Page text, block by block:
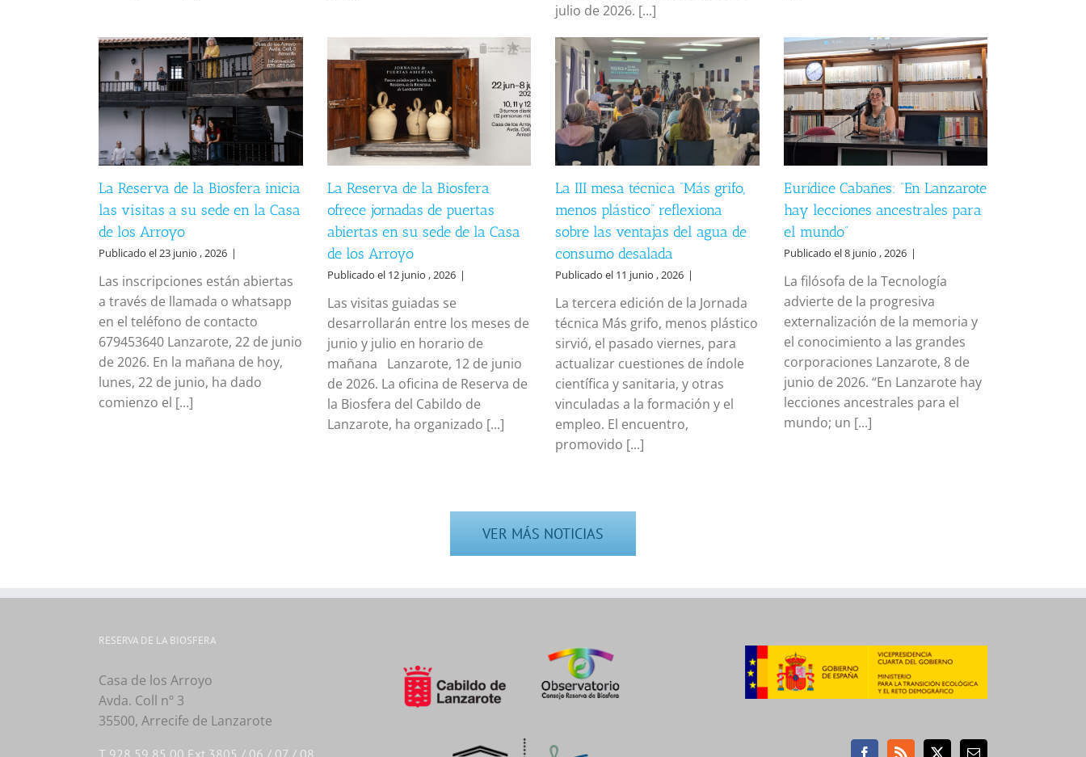
julio de 2026. [...]
La Reserva de la Biosfera inicia
las visitas a su sede en la Casa
de los Arroyo
Publicado el 23 junio , 2026 |
Las inscripciones están abiertas
a través de llamada o whatsapp
en el teléfono de contacto
679453640 Lanzarote, 22 de junio
de 2026. En la mañana de hoy,
lunes, 22 de junio, ha dado
comienzo el [...]
La Reserva de la Biosfera
ofrece jornadas de puertas
abiertas en su sede de la Casa
de los Arroyo
Publicado el 12 junio , 2026 |
Las visitas guiadas se
desarrollarán entre los meses de
junio y julio en horario de
mañana Lanzarote, 12 de junio
de 2026. La oficina de Reserva de
la Biosfera del Cabildo de
Lanzarote, ha organizado [...]
La III mesa técnica “Más grifo,
menos plástico” reflexiona
sobre las ventajas del agua de
consumo desalada
Publicado el 11 junio , 2026 |
La tercera edición de la Jornada
técnica Más grifo, menos plástico
sirvió, el pasado viernes, para
actualizar cuestiones de índole
científica y sanitaria, y otras
vinculadas a la formación y el
empleo. El encuentro,
promovido [...]
Eurídice Cabañes: “En Lanzarote
hay lecciones ancestrales para
el mundo”
Publicado el 8 junio , 2026 |
La filósofa de la Tecnología
advierte de la progresiva
externalización de la memoria y
el conocimiento a las grandes
corporaciones Lanzarote, 8 de
junio de 2026. “En Lanzarote hay
lecciones ancestrales para el
mundo; un [...]
VER MÁS NOTICIAS
RESERVA DE LA BIOSFERA
Casa de los Arroyo
Avda. Coll nº 3
35500, Arrecife de Lanzarote
T. 928 59 85 00 Ext 3805 / 06 / 07 / 08